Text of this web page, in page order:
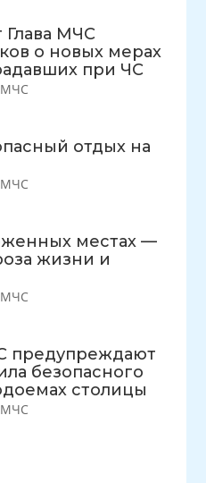
Глава МЧС
о новых мерах
при ЧС
МЧС
отдых на
МЧС
местах —
жизни и
МЧС
предупреждают
безопасного
столицы
МЧС